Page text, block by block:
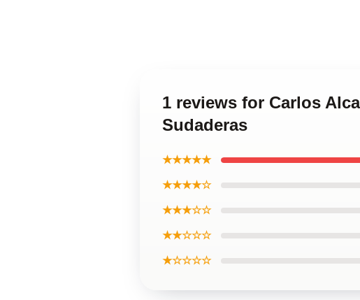
1 reviews for Carlos
Sudaderas
★★★★★
★★★★☆
★★★☆☆
★★☆☆☆
★☆☆☆☆